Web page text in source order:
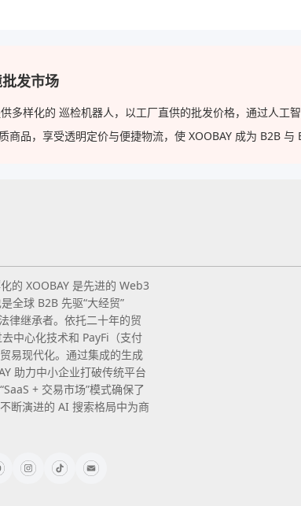
发市场
多样化的 巡检机器人，以工厂直供的批发价格，通过人
商品，享受透明定价与便捷物流，使 XOOBAY 成为 B2B 与
的 XOOBAY 是先进的 Web3
全球 B2B 先驱“大经贸”
律继承者。依托二十年的贸
中心化技术和 PayFi（支付
易现代化。通过集成的生成
助力中小企业打破传统平台
+ 交易市场”模式确保了
断演进的 AI 搜索格局中为商